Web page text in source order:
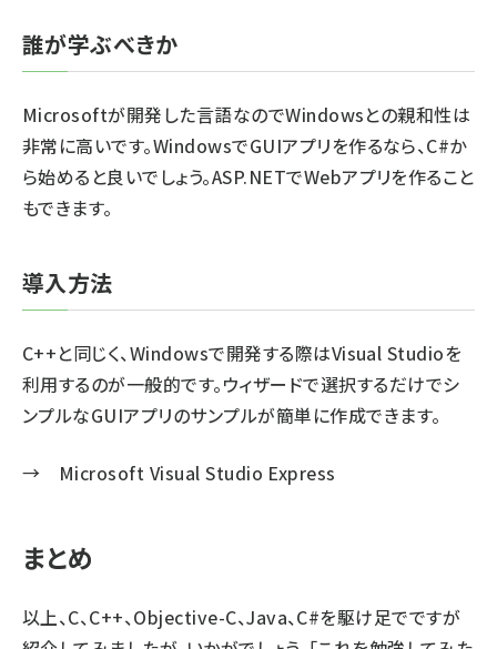
誰が学ぶべきか
Microsoftが開発した言語なのでWindowsとの親和性は
非常に高いです。WindowsでGUIアプリを作るなら、C#か
ら始めると良いでしょう。ASP.NETでWebアプリを作ること
もできます。
導入方法
C++と同じく、Windowsで開発する際はVisual Studioを
利用するのが一般的です。ウィザードで選択するだけでシ
ンプルなGUIアプリのサンプルが簡単に作成できます。
→ Microsoft Visual Studio Express
まとめ
以上、C、C++、Objective-C、Java、C#を駆け足でですが